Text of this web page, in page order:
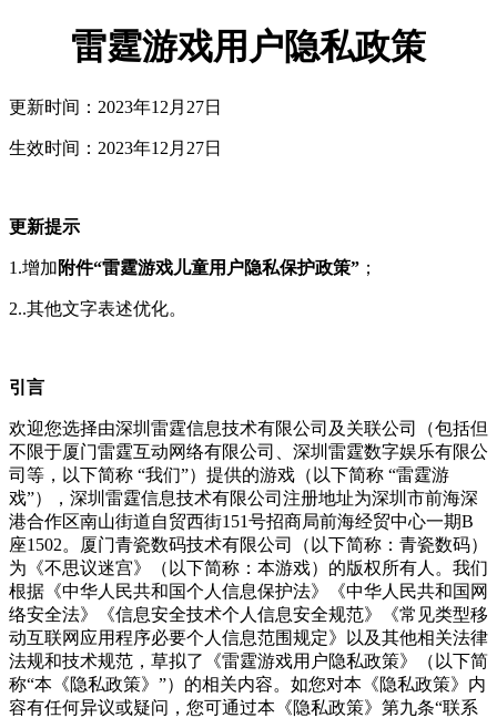
雷霆游戏用户隐私政策
更新时间：2023年12月27日
生效时间：2023年12月27日
更新提示
1.增加附件“雷霆游戏儿童用户隐私保护政策” ；
2..其他文字表述优化。
引言
欢迎您选择由深圳雷霆信息技术有限公司及关联公司（包括但
不限于厦门雷霆互动网络有限公司、深圳雷霆数字娱乐有限公
司等，以下简称 “我们”）提供的游戏（以下简称 “雷霆游
戏”），深圳雷霆信息技术有限公司注册地址为深圳市前海深
港合作区南山街道自贸西街151号招商局前海经贸中心一期B
座1502。厦门青瓷数码技术有限公司（以下简称：青瓷数码）
为《不思议迷宫》（以下简称：本游戏）的版权所有人。我们
根据《中华人民共和国个人信息保护法》《中华人民共和国网
络安全法》《信息安全技术个人信息安全规范》《常见类型移
动互联网应用程序必要个人信息范围规定》以及其他相关法律
法规和技术规范，草拟了《雷霆游戏用户隐私政策》（以下简
称“本《隐私政策》”）的相关内容。如您对本《隐私政策》内
容有任何异议或疑问，您可通过本《隐私政策》第九条“联系